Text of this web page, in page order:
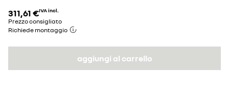
311,61 €IVA incl.
Prezzo consigliato
Richiede montaggio
aggiungi al carrello